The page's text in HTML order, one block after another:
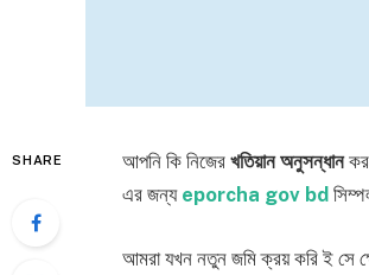
SHARE আপনি কি নিজের খতিয়ান অনুসন্ধান
এর জন্য eporcha gov bd
আমরা যখন নতুন জমি ক্রয় করি ই সে